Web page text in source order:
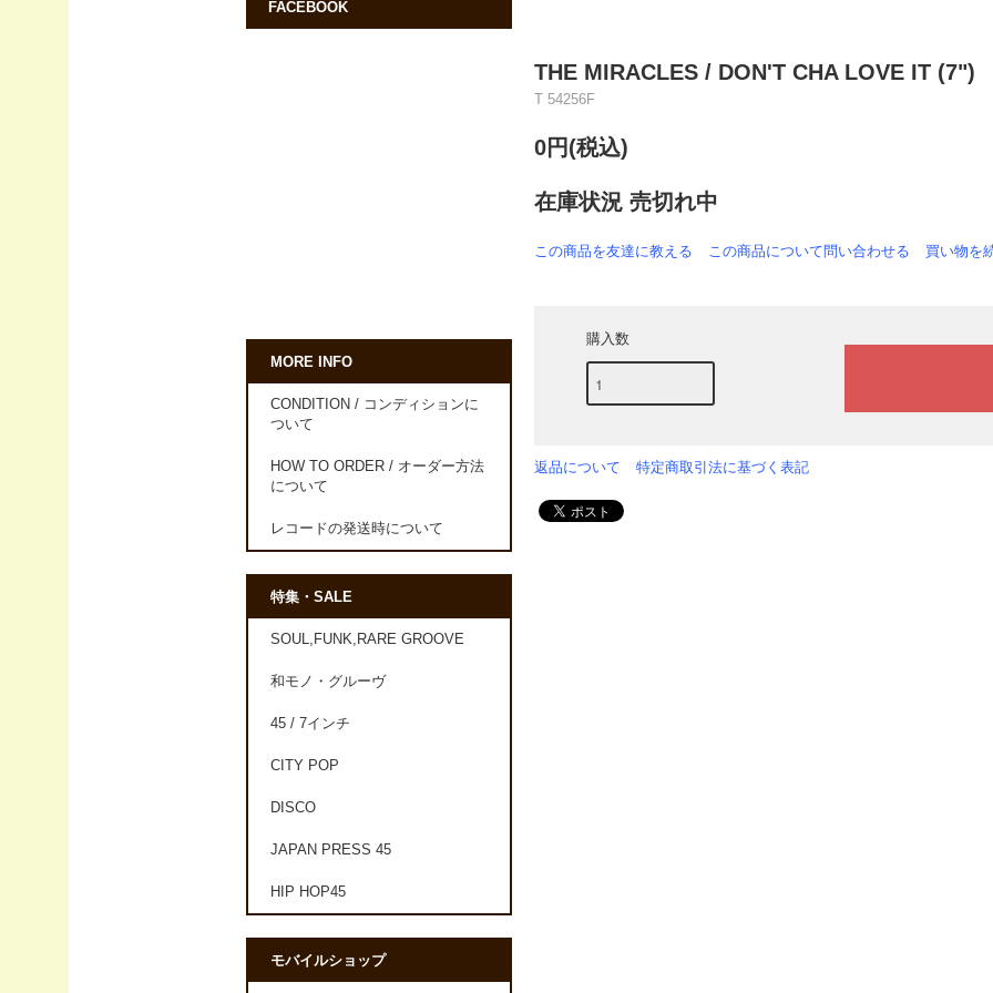
THE MIRACLES / DON'T CHA LOVE IT (7")
T 54256F
0円(税込)
在庫状況 売切れ中
この商品を友達に教える この商品について問い合わせる 買い物を
購入数
返品について 特定商取引法に基づく表記
FACEBOOK
MORE INFO
CONDITION / コンディションに
ついて
HOW TO ORDER / オーダー方法
について
レコードの発送時について
特集・SALE
SOUL,FUNK,RARE GROOVE
和モノ・グルーヴ
45 / 7インチ
CITY POP
DISCO
JAPAN PRESS 45
HIP HOP45
モバイルショップ